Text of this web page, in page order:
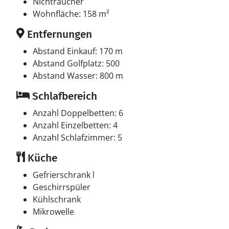
Schlafverhältnisse
Die Schlafplätze verteilen sich auf 5 Schlafräume. 6
Schlafplätze in Doppelbetten. 4 Schlafplätze in
Einzelbetten.
In der Ferienunterkunft gibt es einen Fernseher.
Mindestens 4 dänische Fernsehsender. Mindestens 4
deutsche Fernsehsender. Es steht kabellose
Internetverbindung zur Verfügung.
Hobbyraum
Hobbyraum mit: Billard.Dart.
Whirlpool
Entspannen Sie sich im Innen-Durchlauf-Whirlpool für
Wohnfläche: 158 m²
Entfernungen
Abstand Einkauf: 170 m
Abstand Golfplatz: 500
Abstand Wasser: 800 m
Schlafbereich
Anzahl Doppelbetten: 6
Anzahl Einzelbetten: 4
Anzahl Schlafzimmer: 5
Küche
Gefrierschrank l
Geschirrspüler
Kühlschrank
Mikrowelle